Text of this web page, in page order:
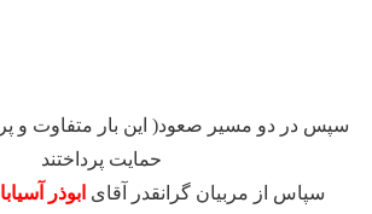
سپس در دو مسیر صعود( این بار متفاوت و
حمایت پرداختند
سپاس از مربیان گرانقدر آقای ابوذر